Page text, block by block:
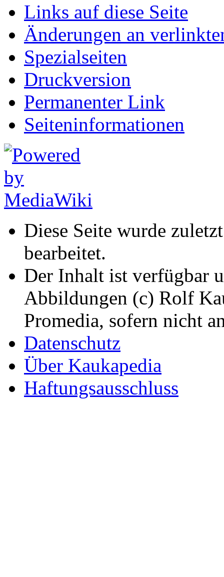
Links auf diese Seite
Änderungen an
Spezialseiten
Druckversion
Permanenter Link
Seiten­informationen
Diese Seite wurde
bearbeitet.
Der Inhalt ist verfügbar
Abbildungen (c) Rolf
Promedia, sofern nicht
Datenschutz
Über Kaukapedia
Haftungsausschluss